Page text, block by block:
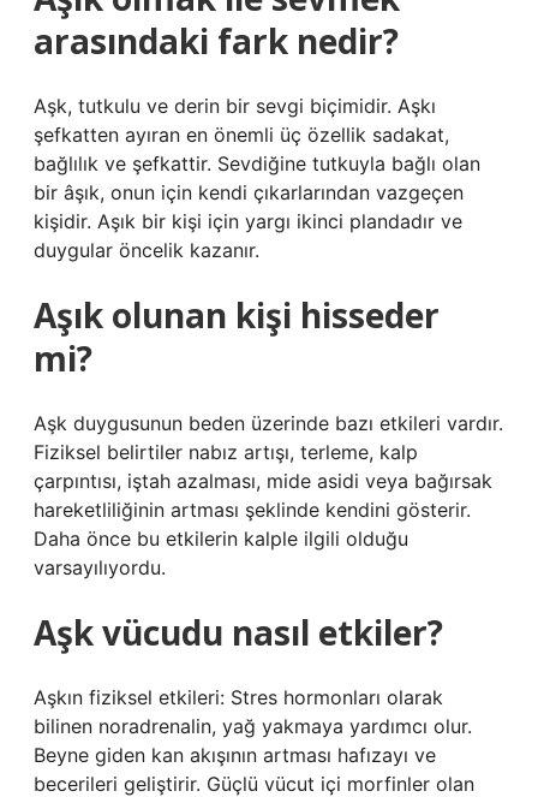
arasındaki fark nedir?
Aşk, tutkulu ve derin bir sevgi biçimidir. Aşkı
şefkatten ayıran en önemli üç özellik sadakat,
bağlılık ve şefkattir. Sevdiğine tutkuyla bağlı olan
bir âşık, onun için kendi çıkarlarından vazgeçen
kişidir. Aşık bir kişi için yargı ikinci plandadır ve
duygular öncelik kazanır.
Aşık olunan kişi hisseder
mi?
Aşk duygusunun beden üzerinde bazı etkileri vardır.
Fiziksel belirtiler nabız artışı, terleme, kalp
çarpıntısı, iştah azalması, mide asidi veya bağırsak
hareketliliğinin artması şeklinde kendini gösterir.
Daha önce bu etkilerin kalple ilgili olduğu
varsayılıyordu.
Aşk vücudu nasıl etkiler?
Aşkın fiziksel etkileri: Stres hormonları olarak
bilinen noradrenalin, yağ yakmaya yardımcı olur.
Beyne giden kan akışının artması hafızayı ve
becerileri geliştirir. Güçlü vücut içi morfinler olan